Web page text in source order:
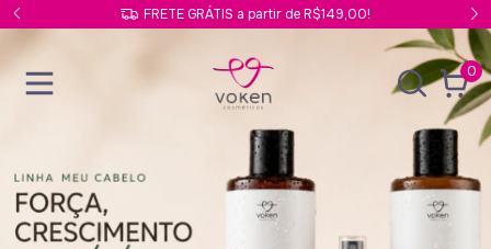
FRETE GRÁTIS a partir de R$149,00!
0